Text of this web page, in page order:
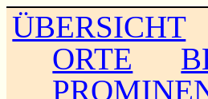
ÜBERSICHT
ORTE